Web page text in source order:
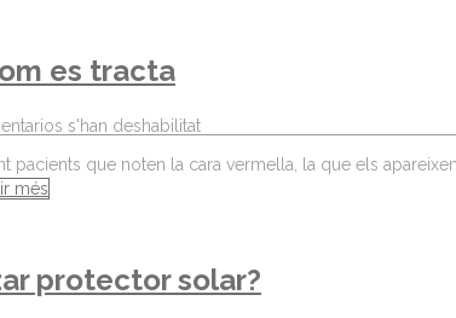
es tracta
s'han deshabilitat
pacients que noten la cara vermella, la que els
més
protector solar?